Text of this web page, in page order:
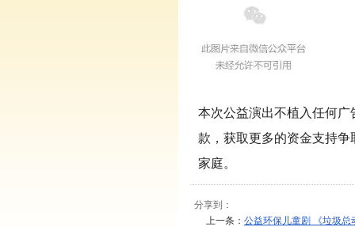
本次公益演出不植入任何
款，获取更多的资金支持
家庭。
分享到：
上一条： 公益环保儿童剧 《垃圾总